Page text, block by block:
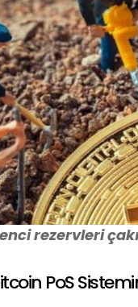
rezervleri
PoS